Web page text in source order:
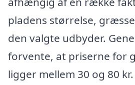
pladens størrelse,
den valgte udbyder.
forvente, at priserne for
ligger mellem 30 og 80